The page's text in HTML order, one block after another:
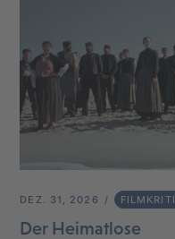
DEZ. 31, 2026
Der Heimatlose